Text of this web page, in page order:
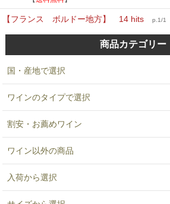
【フランス ボルドー地方】 14 hitsp.1/1
商品カテゴリー
国・産地で選択
ワインのタイプで選択
割安・お薦めワイン
ワイン以外の商品
入荷から選択